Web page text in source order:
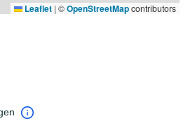
Leaflet | ©OpenStreetMapcontributors